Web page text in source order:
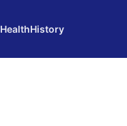
HealthHistory